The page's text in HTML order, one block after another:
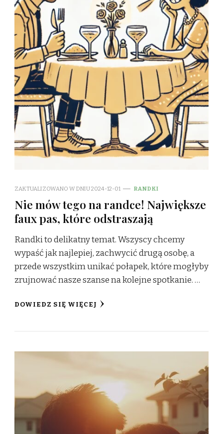
ZAKTUALIZOWANO W DNIU2024-12-01 RANDKI
Nie mów tego na randce! Największe
faux pas, które odstraszają
Randki to delikatny temat. Wszyscy chcemy
wypaść jak najlepiej, zachwycić drugą osobę, a
przede wszystkim unikać połapek, które mogłyby
zrujnować nasze szanse na kolejne spotkanie. …
DOWIEDZ SIĘ WIĘCEJ